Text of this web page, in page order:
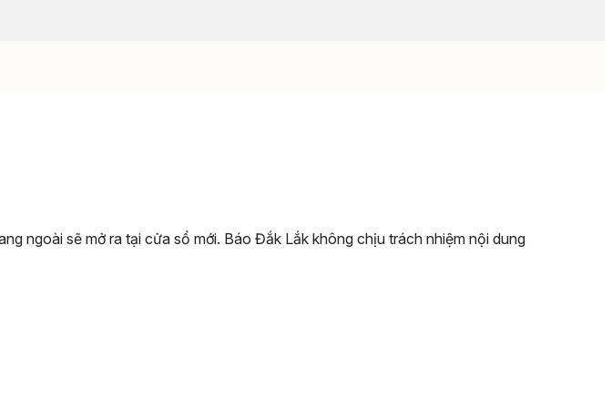
ngoài sẽ mở ra tại cửa sổ mới. Báo Đắk Lắk không chịu trách nhiệm nội dung